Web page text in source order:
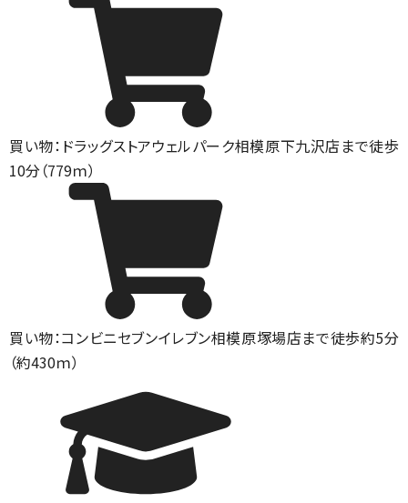
買い物：ドラッグストアウェルパーク相模原下九沢店まで徒歩
10分（779ｍ）
買い物：コンビニセブンイレブン相模原塚場店まで徒歩約5分
（約430ｍ）